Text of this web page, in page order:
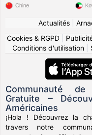
Chine
Actualités|
Cookies & RGPD
Conditions d'utilisation|
Communauté de
Gratuite –
Américaines
¡Hola ! Découvrez la
travers notre